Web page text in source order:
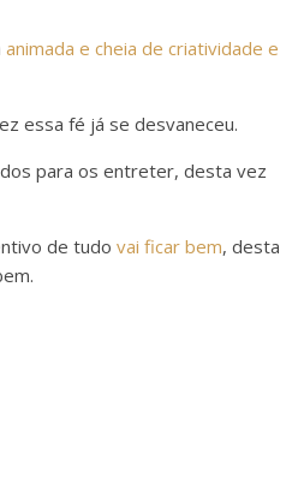
animada e cheia de criatividade e
essa fé já se desvaneceu.
para os entreter, desta vez
de tudo vai ficar bem, desta